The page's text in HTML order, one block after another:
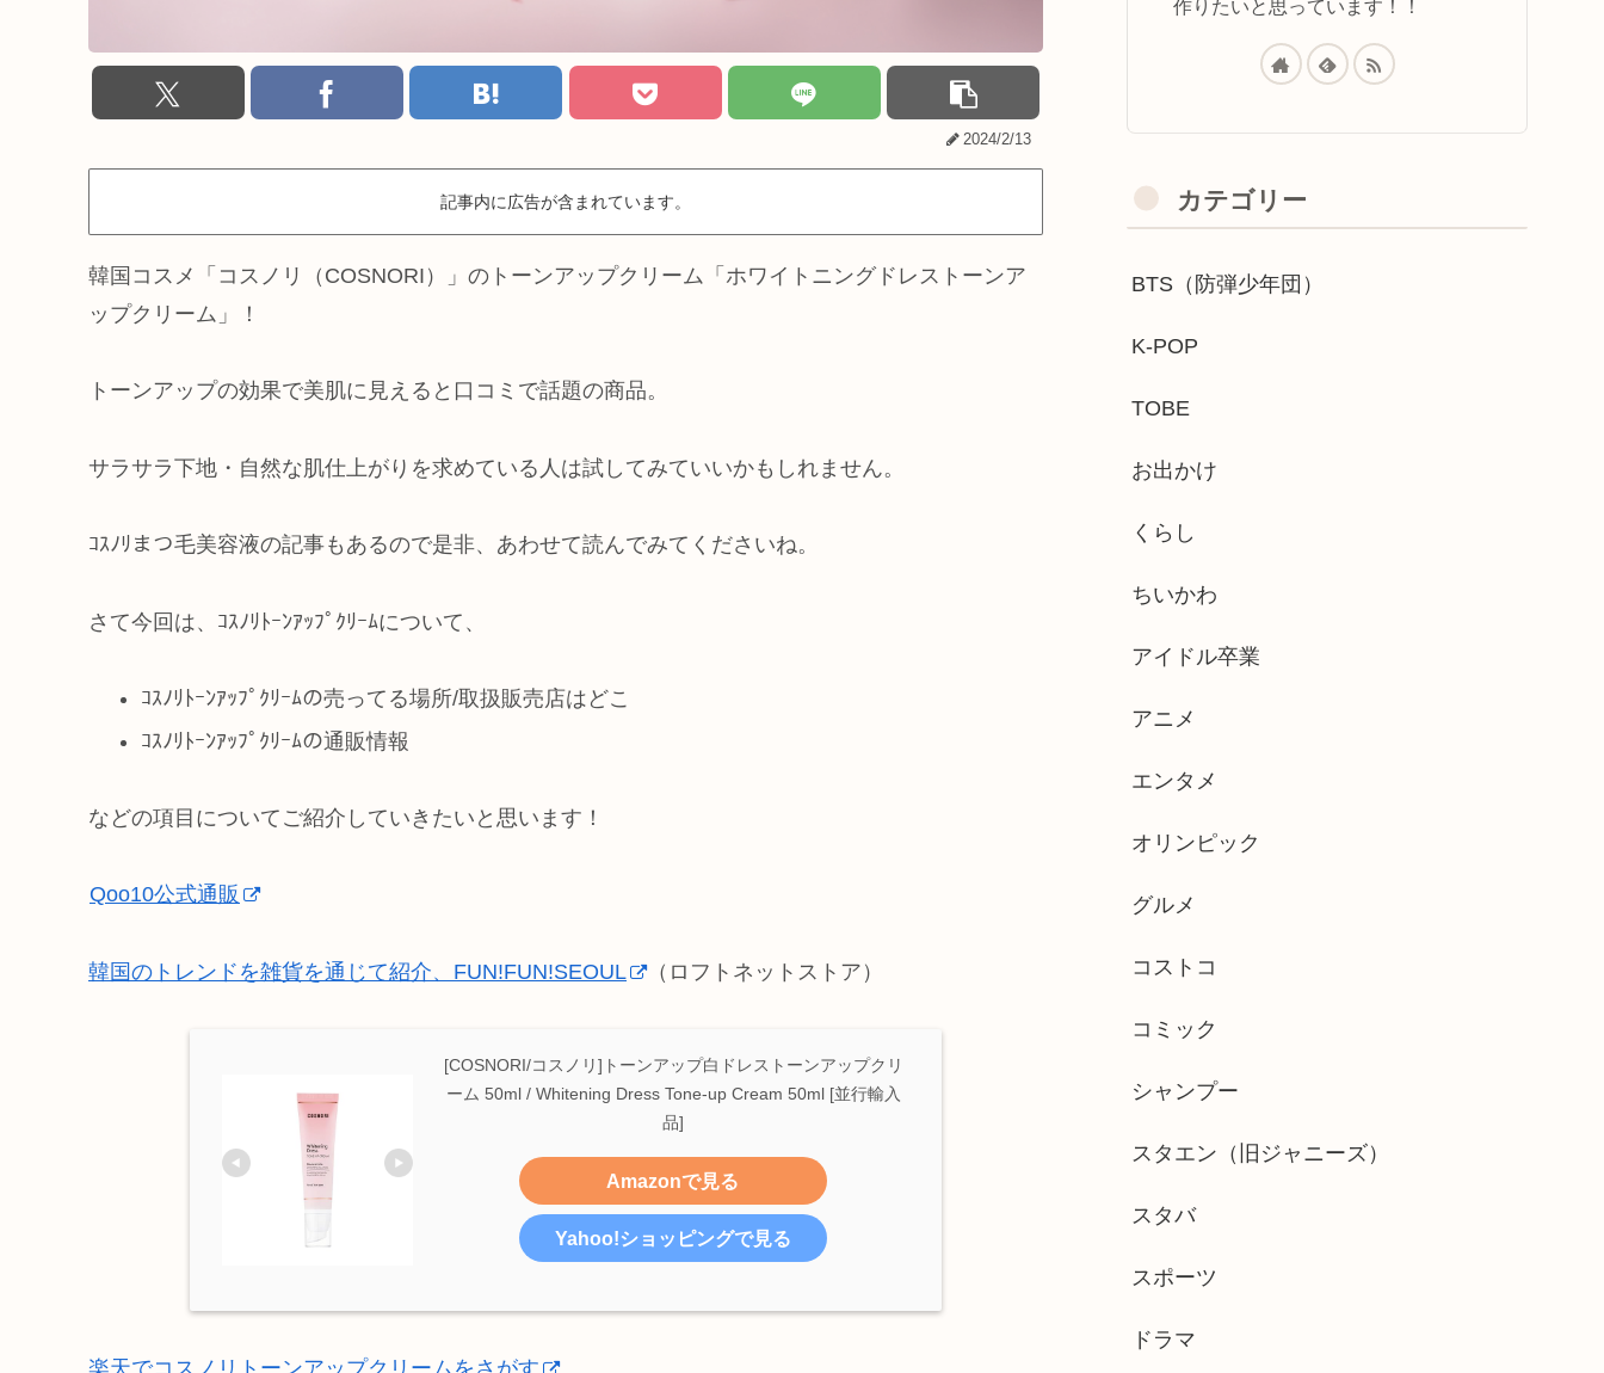
2024/2/13
記事内に広告が含まれています。
韓国コスメ「コスノリ（COSNORI）」のトーンアップクリーム 「ホワイトニングドレストーンア
ップクリーム」！
トーンアップの効果で美肌に見えると口コミで話題の商品。
サラサラ下地・自然な肌仕上がりを求めている人は試してみていいかもしれません。
ｺｽﾉﾘまつ毛美容液の記事もあるので是非、あわせて読んでみてくださいね。
さて今回は、ｺｽﾉﾘﾄｰﾝｱｯﾌﾟｸﾘｰﾑについて、
ｺｽﾉﾘﾄｰﾝｱｯﾌﾟｸﾘｰﾑの売ってる場所/取扱販売店はどこ
ｺｽﾉﾘﾄｰﾝｱｯﾌﾟｸﾘｰﾑの通販情報
などの項目についてご紹介していきたいと思います！
Qoo10公式通販
韓国のトレンドを雑貨を通じて紹介、FUN!FUN!SEOUL （ロフトネットストア）
[COSNORI/コスノリ]トーンアップ白ドレストーンアップクリ
ーム 50ml / Whitening Dress Tone-up Cream 50ml [並行輸入
品]
Amazonで見る
Yahoo!ショッピングで見る
作りたいと思っています！！
カテゴリー
BTS（防弾少年団）
K-POP
TOBE
お出かけ
くらし
ちいかわ
アイドル卒業
アニメ
エンタメ
オリンピック
グルメ
コストコ
コミック
シャンプー
スタエン（旧ジャニーズ）
スタバ
スポーツ
ドラマ